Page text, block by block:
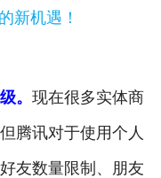
。 现在很多实体商
腾讯对于使用个人
友数量限制、朋友